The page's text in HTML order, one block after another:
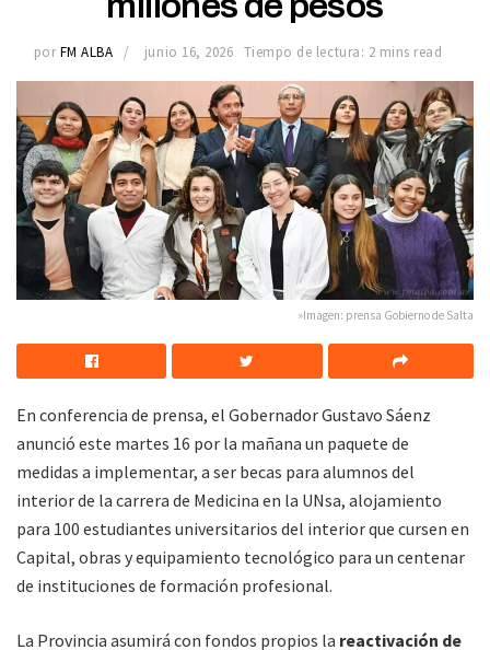
por FM ALBA junio 16, 2026 Tiempo de lectura: 2 mins read
»Imagen: prensa Gobierno de Salta
En conferencia de prensa, el Gobernador Gustavo Sáenz
anunció este martes 16 por la mañana un paquete de
medidas a implementar, a ser becas para alumnos del
interior de la carrera de Medicina en la UNsa, alojamiento
para 100 estudiantes universitarios del interior que cursen en
Capital, obras y equipamiento tecnológico para un centenar
de instituciones de formación profesional.
La Provincia asumirá con fondos propios la reactivación de